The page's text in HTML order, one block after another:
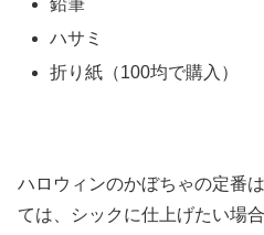
鉛筆
ハサミ
折り紙（100均で購入）
ハロウィンのかぼちゃの定番
ては、シックに仕上げたい場